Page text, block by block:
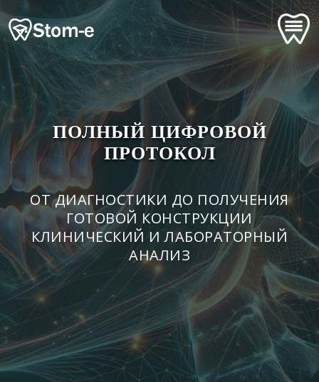
ПОЛНЫЙ ЦИФРОВОЙ
ПРОТОКОЛ
ОТ ДИАГНОСТИКИ ДО ПОЛУЧЕНИЯ
ГОТОВОЙ КОНСТРУКЦИИ
КЛИНИЧЕСКИЙ И ЛАБОРАТОРНЫЙ
АНАЛИЗ